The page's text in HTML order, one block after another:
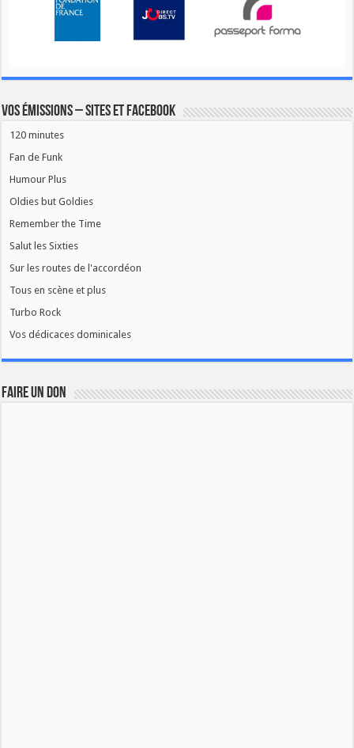
Vos émissions – Sites et Facebook
120 minutes
Fan de Funk
Humour Plus
Oldies but Goldies
Remember the Time
Salut les Sixties
Sur les routes de l'accordéon
Tous en scène et plus
Turbo Rock
Vos dédicaces dominicales
FAIRE UN DON